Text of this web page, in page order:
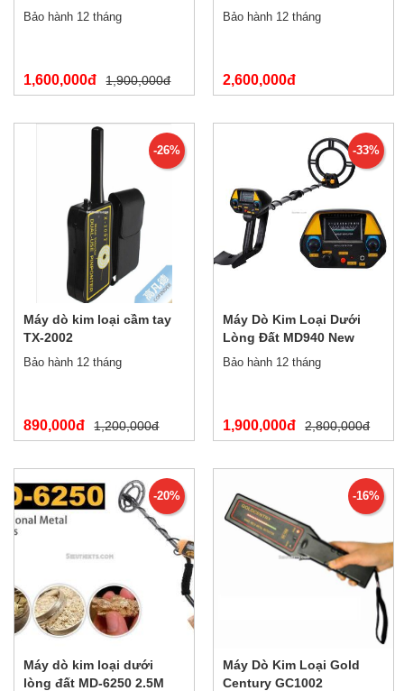
Bảo hành 12 tháng
1,600,000đ 1,900,000đ
Bảo hành 12 tháng
2,600,000đ
-26%
Máy dò kim loại cầm tay
TX-2002
Bảo hành 12 tháng
890,000đ 1,200,000đ
-33%
Máy Dò Kim Loại Dưới
Lòng Đất MD940 New
Bảo hành 12 tháng
1,900,000đ 2,800,000đ
-20%
Máy dò kim loại dưới
lòng đất MD-6250 2.5M
-16%
Máy Dò Kim Loại Gold
Century GC1002